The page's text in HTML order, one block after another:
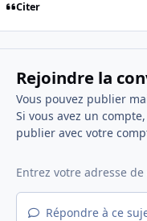
Citer
Rejoindre la
Vous pouvez publier
Si vous avez un compte,
publier avec votre
Répondre à ce